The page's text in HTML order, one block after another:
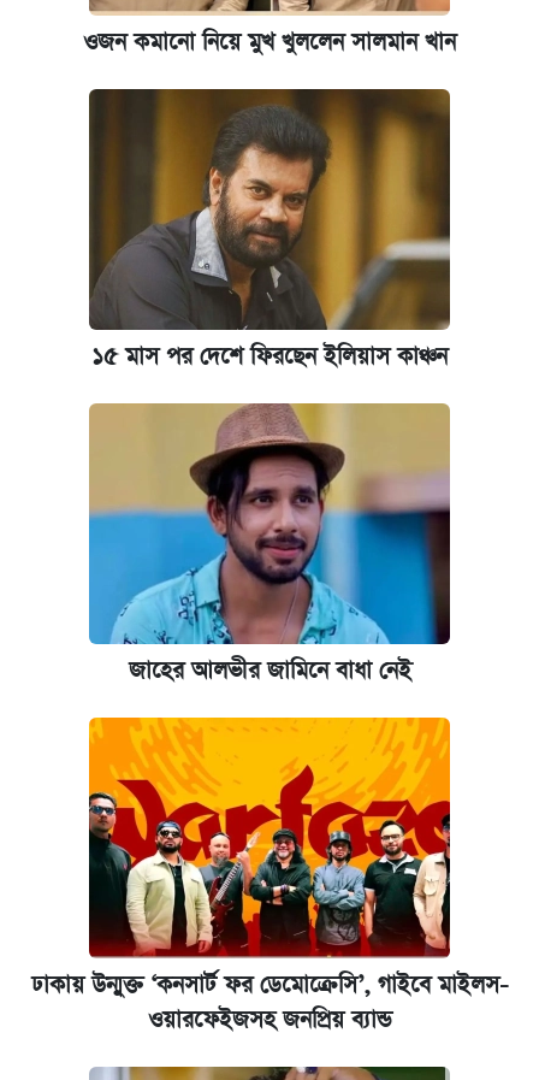
ওজন কমানো নিয়ে মুখ খুললেন সালমান খান
১৫ মাস পর দেশে ফিরছেন ইলিয়াস কাঞ্চন
জাহের আলভীর জামিনে বাধা নেই
ঢাকায় উন্মুক্ত ‘কনসার্ট ফর ডেমোক্রেসি’, গাইবে মাইলস-
ওয়ারফেইজসহ জনপ্রিয় ব্যান্ড